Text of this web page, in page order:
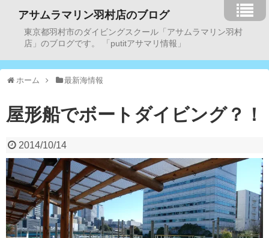
アサムラマリン羽村店のブログ
東京都羽村市のダイビングスクール「アサムラマリン羽村
店」のブログです。 「putitアサマリ情報」
ホーム 最新海情報
屋形船でボートダイビング？！
2014/10/14